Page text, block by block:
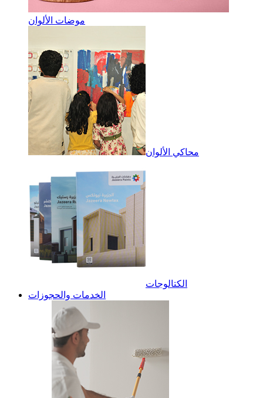
موضات الألوان
محاكي الألوان
الكتالوجات
الخدمات والحجوزات